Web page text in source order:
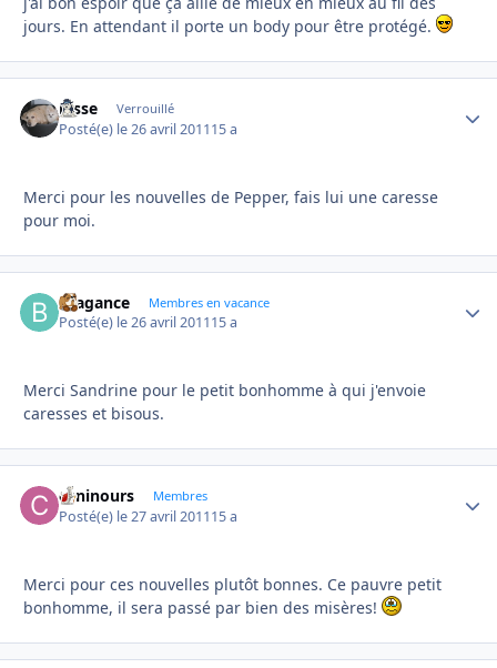
jours. En attendant il porte un body pour être protégé.
josse Verrouillé
Posté(e) le 26 avril 201115 a
Merci pour les nouvelles de Pepper, fais lui une caresse
pour moi.
Bragance Membres en vacance
Posté(e) le 26 avril 201115 a
Merci Sandrine pour le petit bonhomme à qui j'envoie
caresses et bisous.
caninours Membres
Posté(e) le 27 avril 201115 a
Merci pour ces nouvelles plutôt bonnes. Ce pauvre petit
bonhomme, il sera passé par bien des misères!